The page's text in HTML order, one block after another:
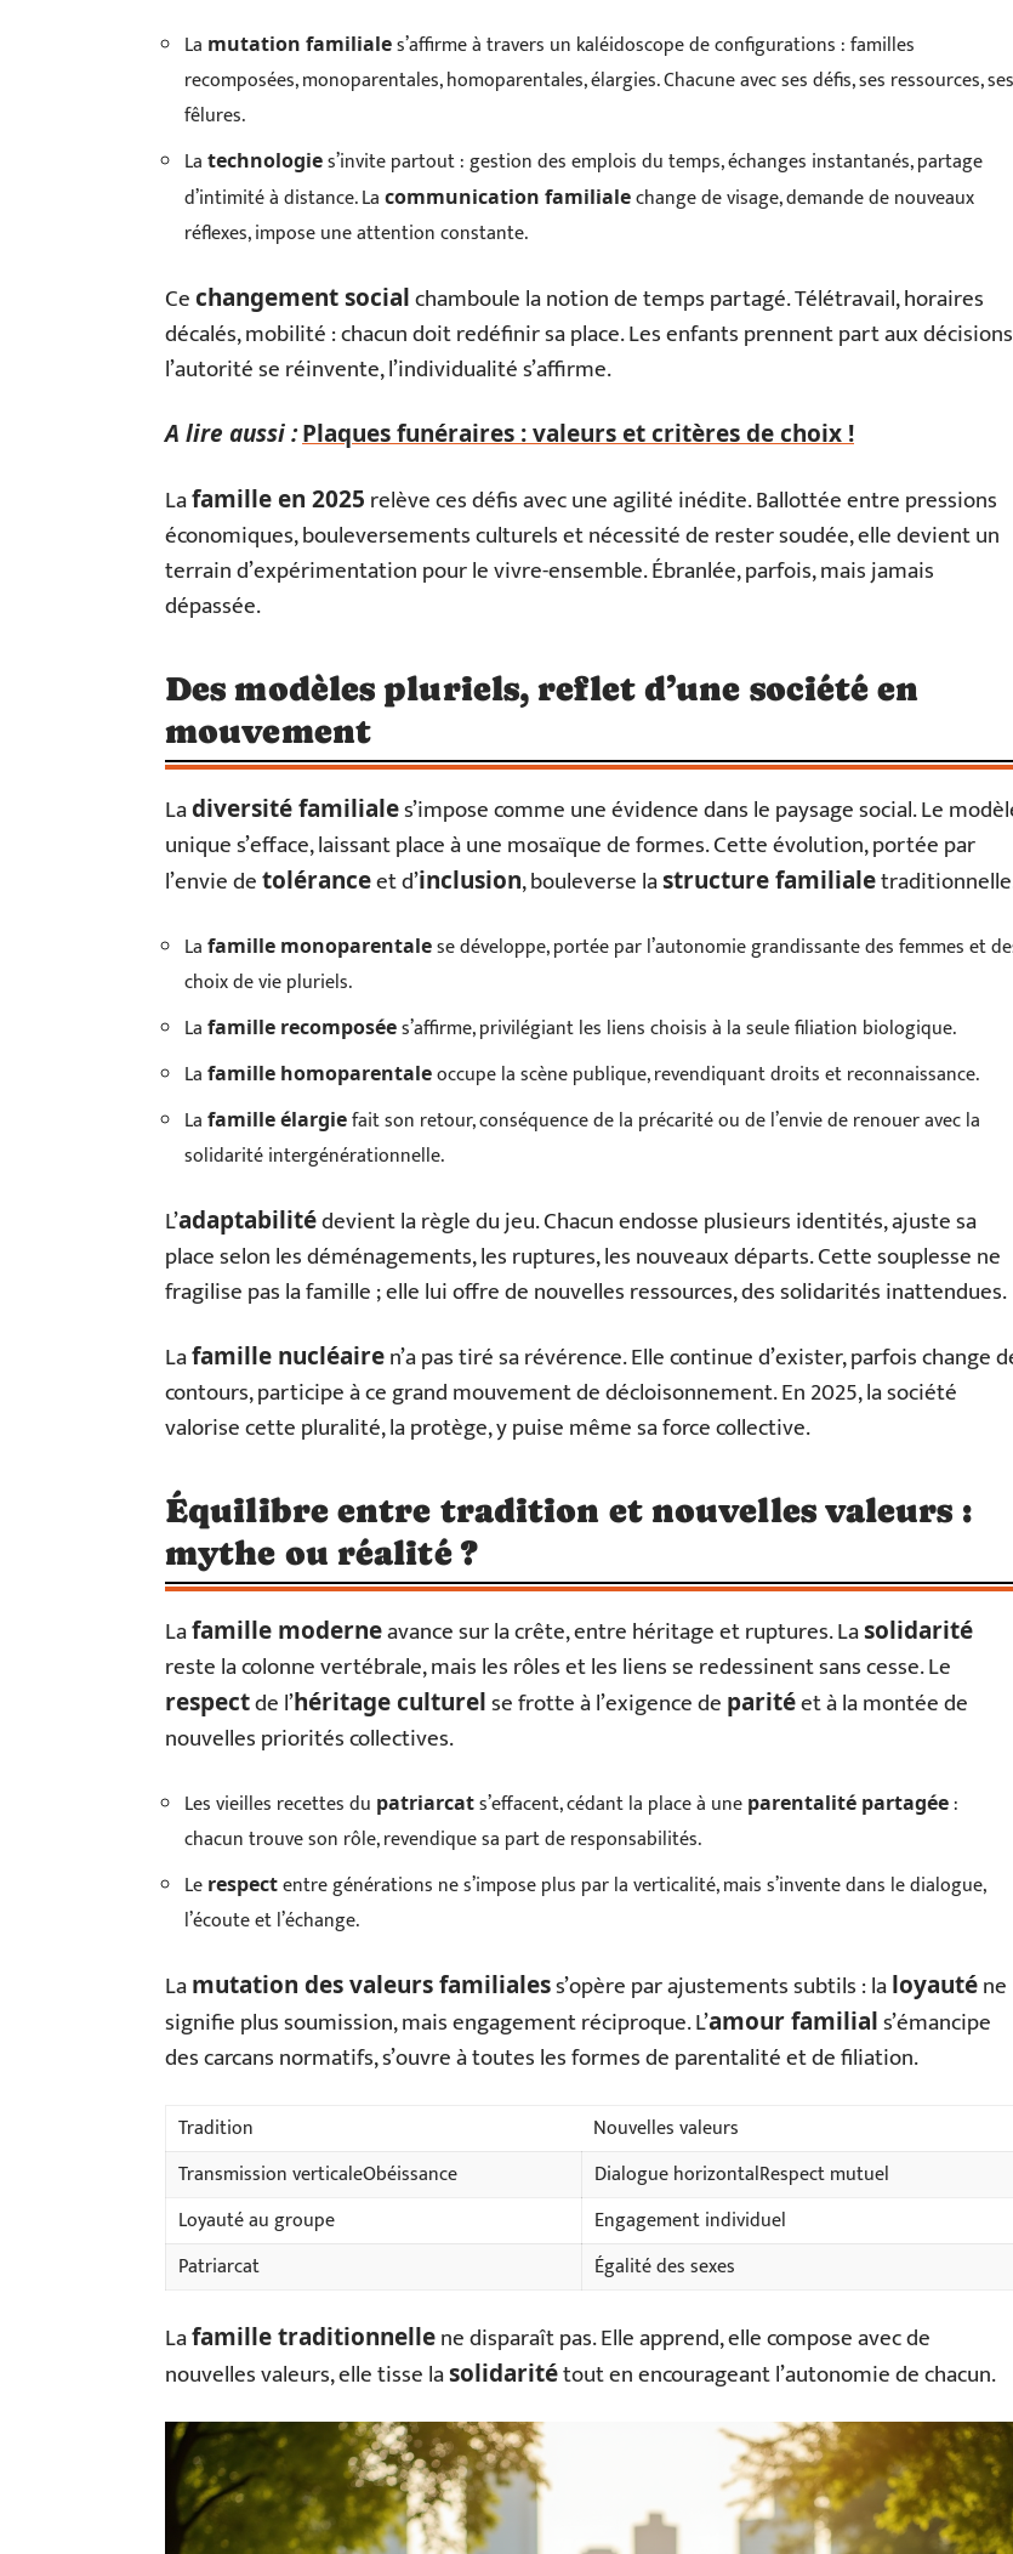
La mutation familiales’affirme à travers un kaléidoscope de configurations : familles
recomposées, monoparentales, homoparentales, élargies. Chacune avec ses défis, ses ressources, ses
fêlures.
La technologies’invite partout : gestion des emplois du temps, échanges instantanés, partage
d’intimité à distance. La communication familialechange de visage, demande de nouveaux
réflexes, impose une attention constante.
Cechangement socialchamboule la notion de temps partagé. Télétravail, horaires
décalés, mobilité : chacun doit redéfinir sa place. Les enfants prennent part aux
l’autorité se réinvente, l’individualité s’affirme.
A lire aussi :Plaques funéraires : valeurs et critères de choix !
Lafamille en 2025 relève ces défis avec une agilité inédite. Ballottée entre pressions
économiques, bouleversements culturels et nécessité de rester soudée, elle devient un
terrain d’expérimentation pour le vivre-ensemble. Ébranlée, parfois, mais jamais
dépassée.
Des modèles pluriels, reflet d’une société en
mouvement
Ladiversité familiales’impose comme une évidence dans le paysage social. Le
unique s’efface, laissant place à une mosaïque de formes. Cette évolution, portée par
l’envie detoléranceet d’inclusion, bouleverse lastructure familiale
La famille monoparentalese développe, portée par l’autonomie grandissante des femmes et
choix de vie pluriels.
La famille recomposées’affirme, privilégiant les liens choisis à la seule filiation biologique.
La famille homoparentaleoccupe la scène publique, revendiquant droits et reconnaissance.
La famille élargiefait son retour, conséquence de la précarité ou de l’envie de renouer avec la
solidarité intergénérationnelle.
L’adaptabilitédevient la règle du jeu. Chacun endosse plusieurs identités, ajuste sa
place selon les déménagements, les ruptures, les nouveaux départs. Cette souplesse ne
fragilise pas la famille ; elle lui offre de nouvelles ressources, des solidarités inattendues.
Lafamille nucléairen’a pas tiré sa révérence. Elle continue d’exister, parfois change
contours, participe à ce grand mouvement de décloisonnement. En 2025, la société
valorise cette pluralité, la protège, y puise même sa force collective.
Équilibre entre tradition et nouvelles valeurs :
mythe ou réalité ?
Lafamille moderneavance sur la crête, entre héritage et ruptures. Lasolidarité
reste la colonne vertébrale, mais les rôles et les liens se redessinent sans cesse. Le
respectde l’héritage culturelse frotte à l’exigence de paritéet à la montée de
nouvelles priorités collectives.
Les vieilles recettes du patriarcats’effacent, cédant la place à une parentalité partagée :
chacun trouve son rôle, revendique sa part de responsabilités.
Le respectentre générations ne s’impose plus par la verticalité, mais s’invente dans le dialogue,
l’écoute et l’échange.
Lamutation des valeurs familialess’opère par ajustements subtils : laloyauténe
signifie plus soumission, mais engagement réciproque. L’amour familials’émancipe
des carcans normatifs, s’ouvre à toutes les formes de parentalité et de filiation.
Tradition
Nouvelles valeurs
Transmission verticaleObéissance
Dialogue horizontalRespect mutuel
Loyauté au groupe
Engagement individuel
Patriarcat
Égalité des sexes
Lafamille traditionnellene disparaît pas. Elle apprend, elle compose avec de
nouvelles valeurs, elle tisse lasolidaritétout en encourageant l’autonomie de chacun.